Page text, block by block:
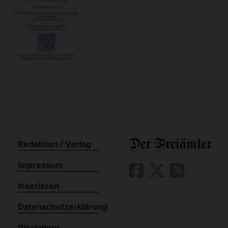
Redaktion / Verlag
Impressum
Inserieren
Datenschutzerklärung